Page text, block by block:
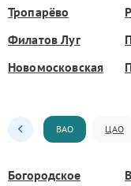
Тропарёво
Филатов Луг
Новомосковская
ВАО ЦАО
Богородское